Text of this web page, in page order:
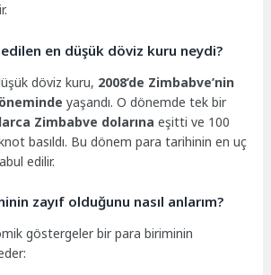
en düşük döviz kuru neydi?
döviz kuru, 2008’de Zimbabve’nin
yaşandı. O dönemde tek bir
Zimbabve dolarına eşitti ve 100
basıldı. Bu dönem para tarihinin en uç
edilir.
zayıf olduğunu nasıl anlarım?
göstergeler bir para biriminin